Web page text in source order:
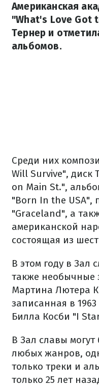
Американская
"What's Love Got
Тернер и
альбомов.
Среди них
Will Survive", диск
on Main St.",
"Born In the USA",
"Graceland", а
американской
состоящая из
В этом году в Зал
также необычные
Мартина Лютера
записанная в
Билла Косби "I
В Зал славы
любых жанров,
только треки и
только 25 лет